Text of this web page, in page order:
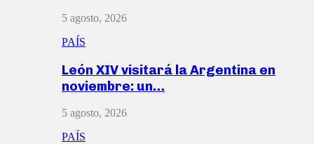
5 agosto, 2026
PAÍS
León XIV visitará la Argentina en
noviembre: un…
5 agosto, 2026
PAÍS